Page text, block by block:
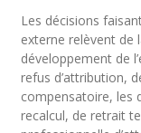
Les décisions
externe relèvent de
développement de
refus d’attribution,
compensatoire, les
recalcul, de retrait